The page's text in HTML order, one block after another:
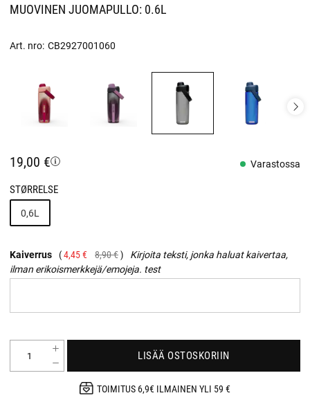
MUOVINEN JUOMAPULLO: 0.6L
Art. nro: CB2927001060
19,00 € Varastossa
STØRRELSE
0,6L
Kaiverrus 4,45 € 8,90 €
Kirjoita teksti, jonka haluat kaivertaa,
ilman erikoismerkkejä/emojeja. test
LISÄÄ OSTOSKORIIN
TOIMITUS 6,9€ ILMAINEN YLI 59 €